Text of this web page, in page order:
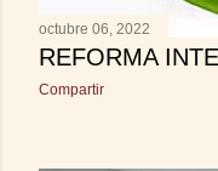
octubre 06, 2022
REFORMA
Compartir